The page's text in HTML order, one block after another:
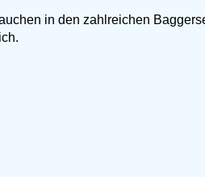
in den zahlreichen